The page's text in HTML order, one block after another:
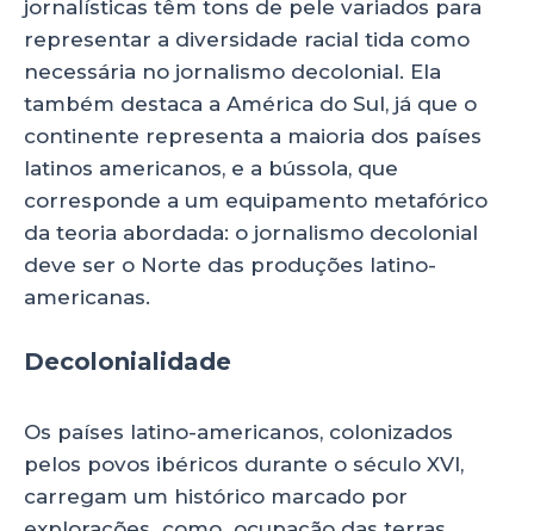
jornalísticas têm tons de pele variados para
representar a diversidade racial tida como
necessária no jornalismo decolonial. Ela
também destaca a América do Sul, já que o
continente representa a maioria dos países
latinos americanos, e a bússola, que
corresponde a um equipamento metafórico
da teoria abordada: o jornalismo decolonial
deve ser o Norte das produções latino-
americanas.
Decolonialidade
Os países latino-americanos, colonizados
pelos povos ibéricos durante o século XVI,
carregam um histórico marcado por